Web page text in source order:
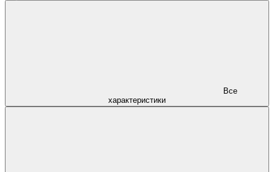
характеристики